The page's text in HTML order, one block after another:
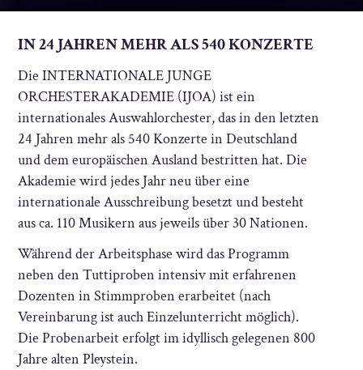
IN 24 JAHREN MEHR ALS 540 KONZERTE
Die INTERNATIONALE JUNGE
ORCHESTERAKADEMIE (IJOA) ist ein
internationales Auswahlorchester, das in den letzten
24 Jahren mehr als 540 Konzerte in Deutschland
und dem europäischen Ausland bestritten hat. Die
Akademie wird jedes Jahr neu über eine
internationale Ausschreibung besetzt und besteht
aus ca. 110 Musikern aus jeweils über 30 Nationen.
Während der Arbeitsphase wird das Programm
neben den Tuttiproben intensiv mit erfahrenen
Dozenten in Stimmproben erarbeitet (nach
Vereinbarung ist auch Einzelunterricht möglich).
Die Probenarbeit erfolgt im idyllisch gelegenen 800
Jahre alten Pleystein.